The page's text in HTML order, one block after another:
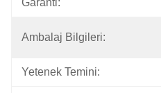
Garanti:
Ambalaj Bilgileri:
Yetenek Temini: